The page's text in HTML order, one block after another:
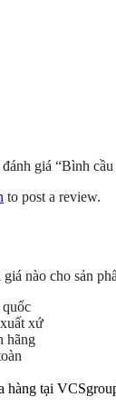
giá “Bình
to post a review.
nào cho sản
quốc
xứ
hãng
hàng tại